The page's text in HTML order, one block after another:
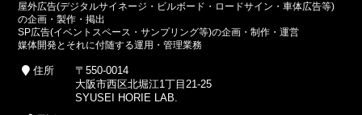
屋外広告(デジタルサイネージ・ビルボード・ロードサイン・車体広告等)
の企画・製作・掲出
SP広告(イベントスペース・サンプリング等)の企画・制作・運営
媒体開発とそれに付随する運用・管理業務
住所
〒550-0014
大阪市西区北堀江1丁目21-25
SYUSEI HORIE LAB.